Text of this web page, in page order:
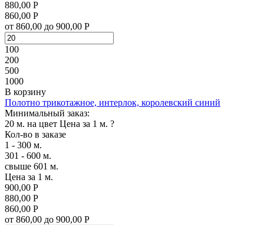
880,00 Р
860,00 Р
от 860,00 до 900,00 Р
100
200
500
1000
В корзину
Полотно трикотажное, интерлок, королевский синий
Минимальный заказ:
20 м. на цвет Цена за 1 м. ?
Кол-во в заказе
1 - 300 м.
301 - 600 м.
свыше 601 м.
Цена за 1 м.
900,00 Р
880,00 Р
860,00 Р
от 860,00 до 900,00 Р